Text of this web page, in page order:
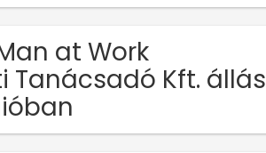
at Work
Tanácsadó Kft. állás